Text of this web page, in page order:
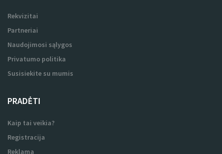
Rekvizitai
Partneriai
Naudojimosi sąlygos
Privatumo politika
Susisiekite su mumis
PRADĖTI
Kaip tai veikia?
Registracija
Reklama